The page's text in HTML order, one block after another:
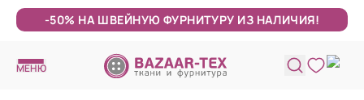
-50% НА ШВЕЙНУЮ ФУРНИТУРУ ИЗ НАЛИЧИЯ!
МЕНЮ